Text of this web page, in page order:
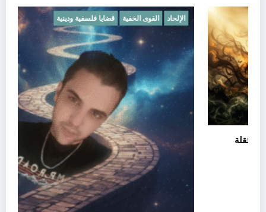
الأديان
الشيطان في القرآن ليس مخلوقًا متمردًا بل قوة مستقلة
أبو آرام الحقيقة